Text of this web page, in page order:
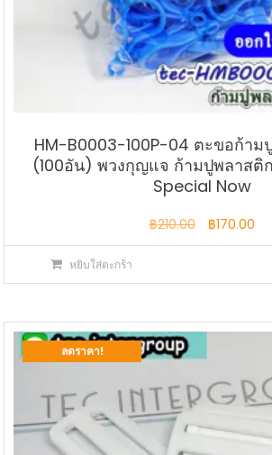
HM-B0003-100P-04 ตะขอก้าม
(100อัน) พวงกุญแจ ก้ามปูพลาสติก
Special Now
฿210.00
Original
price
฿170.00
หยิบใส่ตะกร้า
ลดราคา!